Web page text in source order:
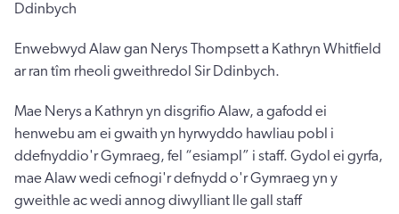
Ddinbych
Enwebwyd Alaw gan Nerys Thompsett a Kathryn Whitfield
ar ran tîm rheoli gweithredol Sir Ddinbych.
Mae Nerys a Kathryn yn disgrifio Alaw, a gafodd ei
henwebu am ei gwaith yn hyrwyddo hawliau pobl i
ddefnyddio'r Gymraeg, fel “esiampl” i staff. Gydol ei gyrfa,
mae Alaw wedi cefnogi'r defnydd o'r Gymraeg yn y
gweithle ac wedi annog diwylliant lle gall staff